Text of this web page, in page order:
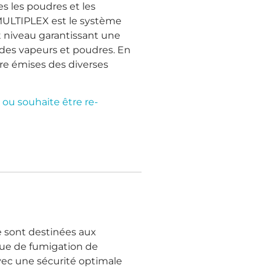
les poudres et les
est le système
garantissant une
vapeurs et poudres. En
émises des diverses
ou souhaite être re-
destinées aux
de fumigation de
une sécurité optimale